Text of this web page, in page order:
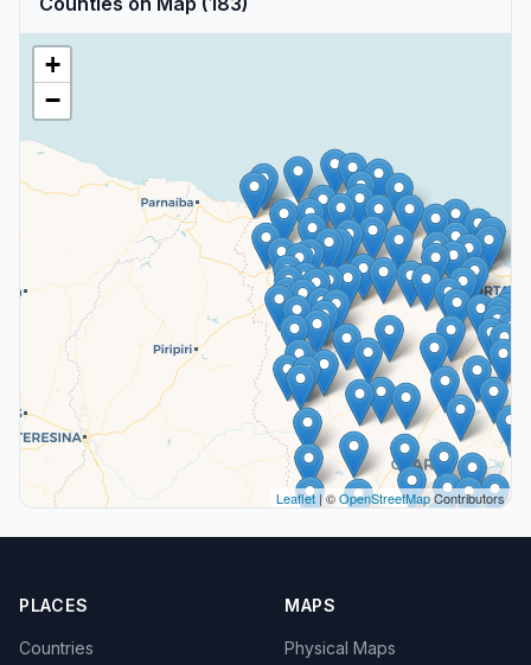
+
−
Leaflet | ©OpenStreetMapContributors
PLACES
Countries
MAPS
Physical Maps